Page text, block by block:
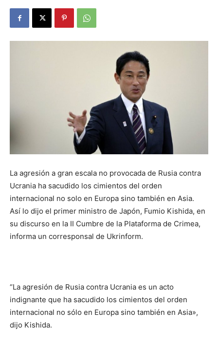
La agresión a gran escala no provocada de Rusia contra
Ucrania ha sacudido los cimientos del orden
internacional no solo en Europa sino también en Asia.
Así lo dijo el primer ministro de Japón, Fumio Kishida, en
su discurso en la II Cumbre de la Plataforma de Crimea,
informa un corresponsal de Ukrinform.
“La agresión de Rusia contra Ucrania es un acto
indignante que ha sacudido los cimientos del orden
internacional no sólo en Europa sino también en Asia»,
dijo Kishida.